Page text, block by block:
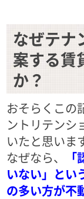
なぜテナ
案する賃
か？
おそらくこの
ントリテンシ
いたと思いま
なぜなら、
いない」とい
の多い方が不